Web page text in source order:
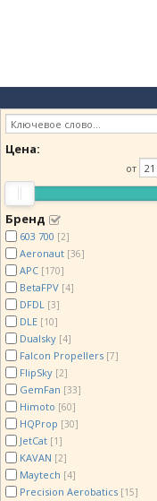
Цена:
от
Бренд
603 700 [2]
Aeronaut [36]
APC [170]
BetaFPV [4]
DFDL [3]
DLE [10]
Dualsky [4]
Falcon Propellers [7]
FlipSky [2]
GemFan [33]
Himoto [60]
HQProp [30]
JetCat [1]
KAVAN [2]
Maytech [4]
Precision Aerobatics [15]